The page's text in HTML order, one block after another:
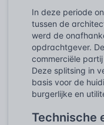
In deze periode
tussen de
werd de
opdrachtgever.
commerciële
Deze splitsing in
basis voor de
burgerlijke en
Technische